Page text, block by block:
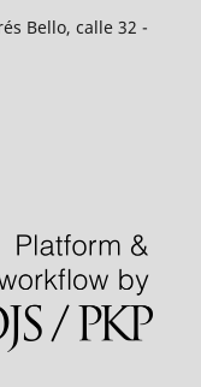
Bello, calle 32 -